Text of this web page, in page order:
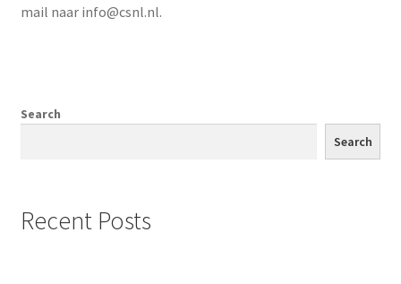
mail naar info@csnl.nl.
Search
Search
Recent Posts